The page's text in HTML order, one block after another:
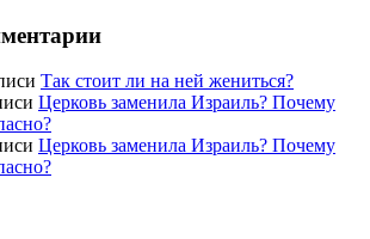
Так стоит ли на ней жениться?
Церковь заменила Израиль? Почему
Церковь заменила Израиль? Почему